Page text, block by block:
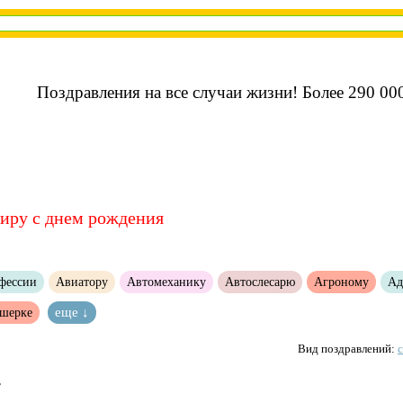
Поздравления на все случаи жизни! Более 290
с днем рождения
Авиатору Автомеханику Автослесарю Агроному
еще ↓
Вид поздравлений: